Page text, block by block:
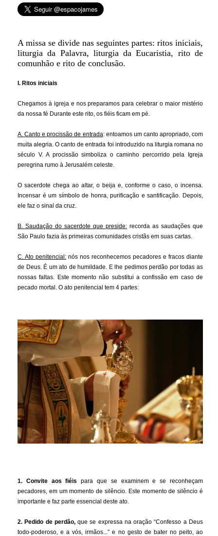
A missa se divide nas seguintes partes: ritos iniciais,
liturgia da Palavra, liturgia da Eucaristia, rito de
comunhão e rito de conclusão.
I. Ritos iniciais
Chegamos à igreja e nos preparamos para celebrar o maior mistério
da nossa fé Durante este rito, os fiéis ficam em pé.
A. Canto e procissão de entrada: entoamos um canto apropriado, com
muita alegria. O canto de entrada foi introduzido na liturgia romana no
século V. A procissão simboliza o caminho percorrido pela Igreja
peregrina rumo à Jerusalém celeste.
O sacerdote chega ao altar, o beija e, conforme o caso, o incensa.
Incensar é um símbolo de honra, purificação e santificação. Depois,
ele faz o sinal da cruz.
B. Saudação do sacerdote que preside: recorda as saudações que
São Paulo fazia às primeiras comunidades cristãs em suas cartas.
C. Ato penitencial: nós nos reconhecemos pecadores e fracos diante
de Deus. É um ato de humildade. E lhe pedimos perdão por todas as
nossas faltas. Este momento não substitui a confissão em caso de
pecado mortal. O ato penitencial tem 4 partes:
1. Convite aos fiéispara que se examinem e se reconheçam
pecadores, em um momento de silêncio. Este momento de silêncio é
importante e faz parte essencial deste ato.
2. Pedido de perdão,que se expressa na oração “Confesso a Deus
todo-poderoso, e a vós, irmãos...” e no gesto de bater no peito, ao